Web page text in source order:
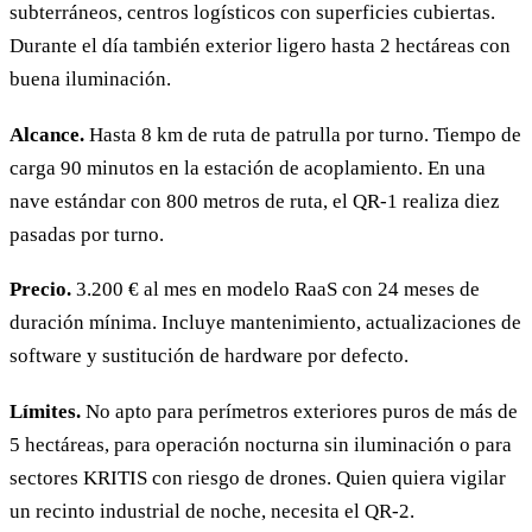
subterráneos, centros logísticos con superficies cubiertas.
Durante el día también exterior ligero hasta 2 hectáreas con
buena iluminación.
Alcance. Hasta 8 km de ruta de patrulla por turno. Tiempo de
carga 90 minutos en la estación de acoplamiento. En una
nave estándar con 800 metros de ruta, el QR-1 realiza diez
pasadas por turno.
Precio. 3.200 € al mes en modelo RaaS con 24 meses de
duración mínima. Incluye mantenimiento, actualizaciones de
software y sustitución de hardware por defecto.
Límites. No apto para perímetros exteriores puros de más de
5 hectáreas, para operación nocturna sin iluminación o para
sectores KRITIS con riesgo de drones. Quien quiera vigilar
un recinto industrial de noche, necesita el QR-2.